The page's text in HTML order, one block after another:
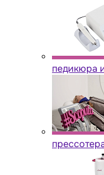
педикюра